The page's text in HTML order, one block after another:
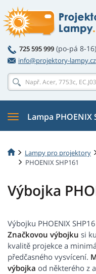
725 595 999 (po-pá 8-16)
info@projektory-lampy.cz
Lampa PHOENIX
Lampy pro projektory
PHOENIX SHP161
Výbojka
Výbojku PHOENIX
Značkovou výbojku si
kvalitě projekce a
předčasného vysvícení.
výbojka od některého z